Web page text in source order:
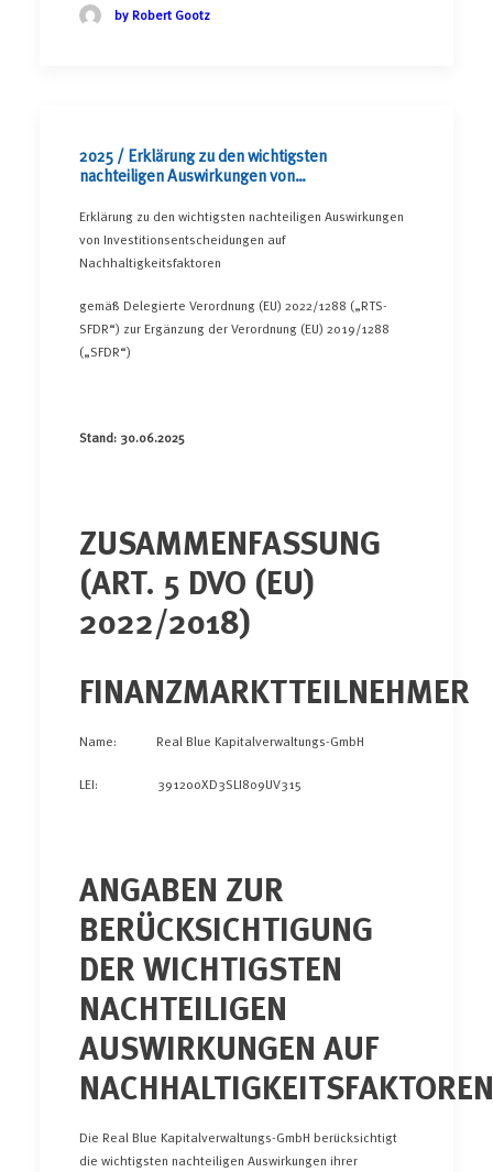
by Robert Gootz
2025 / Erklärung zu den wichtigsten
nachteiligen Auswirkungen von
Nachhaltigkeitsfaktoren
Erklärung zu den wichtigsten nachteiligen Auswirkungen
von Investitionsentscheidungen auf
Nachhaltigkeitsfaktoren
gemäß Delegierte Verordnung (EU) 2022/1288 („RTS-
SFDR“) zur Ergänzung der Verordnung (EU) 2019/1288
(„SFDR“)
Stand: 30.06.2025
ZUSAMMENFASSUNG
(ART. 5 DVO (EU)
2022/2018)
FINANZMARKTTEILNEHMER
Name: Real Blue Kapitalverwaltungs-GmbH
LEI: 391200XD3SLI809UV315
ANGABEN ZUR
BERÜCKSICHTIGUNG
DER WICHTIGSTEN
NACHTEILIGEN
AUSWIRKUNGEN AUF
NACHHALTIGKEITSFAKTOREN
Die Real Blue Kapitalverwaltungs-GmbH berücksichtigt
die wichtigsten nachteiligen Auswirkungen ihrer